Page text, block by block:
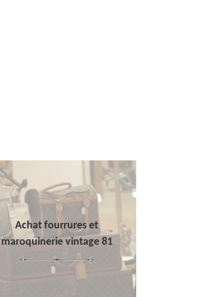
Achat fourrures et
maroquinerie vintage 81